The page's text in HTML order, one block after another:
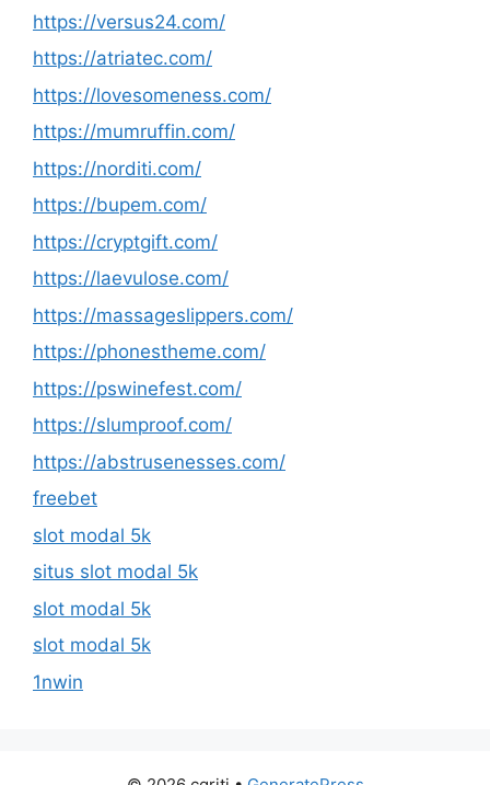
https://versus24.com/
https://atriatec.com/
https://lovesomeness.com/
https://mumruffin.com/
https://norditi.com/
https://bupem.com/
https://cryptgift.com/
https://laevulose.com/
https://massageslippers.com/
https://phonestheme.com/
https://pswinefest.com/
https://slumproof.com/
https://abstrusenesses.com/
freebet
slot modal 5k
situs slot modal 5k
slot modal 5k
slot modal 5k
1nwin